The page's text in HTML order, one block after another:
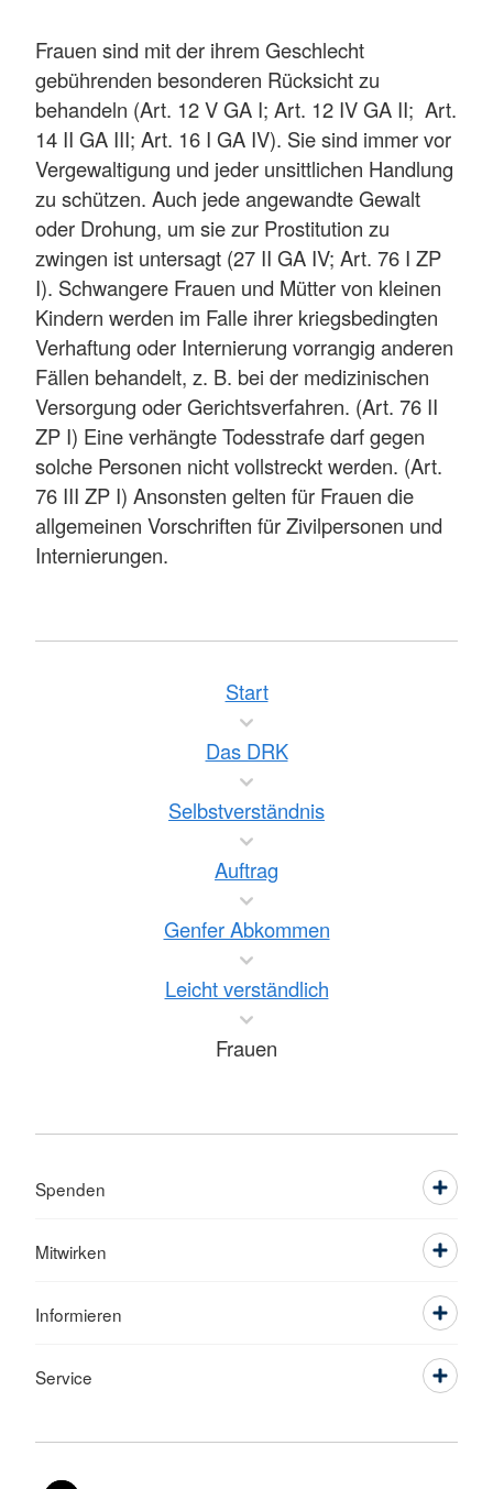
Frauen sind mit der ihrem Geschlecht
gebührenden besonderen Rücksicht zu
behandeln (Art. 12 V GA I; Art. 12 IV GA II; Art.
14 II GA III; Art. 16 I GA IV). Sie sind immer vor
Vergewaltigung und jeder unsittlichen Handlung
zu schützen. Auch jede angewandte Gewalt
oder Drohung, um sie zur Prostitution zu
zwingen ist untersagt (27 II GA IV; Art. 76 I ZP
I). Schwangere Frauen und Mütter von kleinen
Kindern werden im Falle ihrer kriegsbedingten
Verhaftung oder Internierung vorrangig anderen
Fällen behandelt, z. B. bei der medizinischen
Versorgung oder Gerichtsverfahren. (Art. 76 II
ZP I) Eine verhängte Todesstrafe darf gegen
solche Personen nicht vollstreckt werden. (Art.
76 III ZP I) Ansonsten gelten für Frauen die
allgemeinen Vorschriften für Zivilpersonen und
Internierungen.
Start
Das DRK
Selbstverständnis
Auftrag
Genfer Abkommen
Leicht verständlich
Frauen
Spenden
Mitwirken
Informieren
Service
Sprache wechseln zu